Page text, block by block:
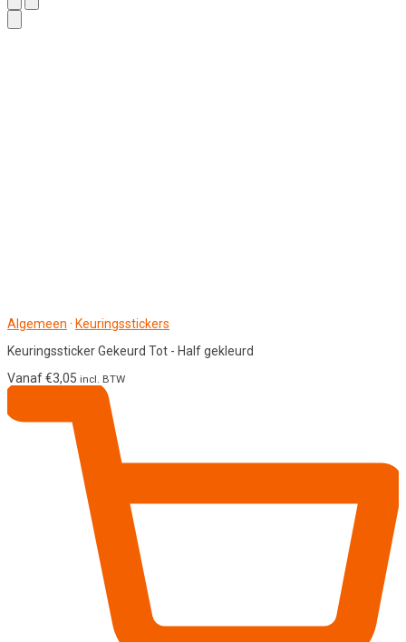
Algemeen · Keuringsstickers
Keuringssticker Gekeurd Tot - Half gekleurd
Vanaf€3,05 incl. BTW